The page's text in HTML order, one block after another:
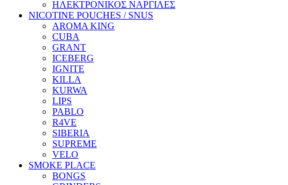
ΗΛΕΚΤΡΟΝΙΚΟΣ ΝΑΡΓΙΛΕΣ
NICOTINE POUCHES / SNUS
AROMA KING
CUBA
GRANT
ICEBERG
IGNITE
KILLA
KURWA
LIPS
PABLO
R4VE
SIBERIA
SUPREME
VELO
SMOKE PLACE
BONGS